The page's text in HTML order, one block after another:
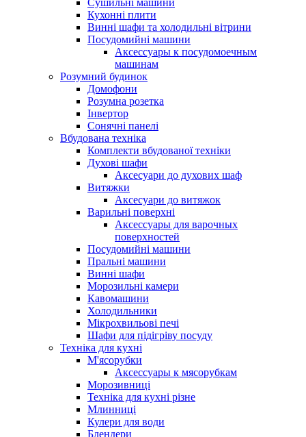
Сушильні машини
Кухонні плити
Винні шафи та холодильні вітрини
Посудомийні машини
Аксессуары к посудомоечным
машинам
Розумний будинок
Домофони
Розумна розетка
Інвертор
Сонячні панелі
Вбудована техніка
Комплекти вбудованої техніки
Духові шафи
Аксесуари до духових шаф
Витяжки
Аксесуари до витяжок
Варильні поверхні
Аксессуары для варочных
поверхностей
Посудомийні машини
Пральні машини
Винні шафи
Морозильні камери
Кавомашини
Холодильники
Мікрохвильові печі
Шафи для підігріву посуду
Техніка для кухні
М'ясорубки
Аксессуары к мясорубкам
Морозивниці
Техніка для кухні різне
Млинниці
Кулери для води
Блендери